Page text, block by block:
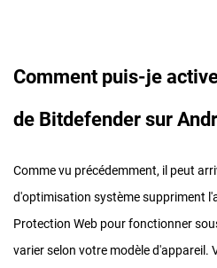
Comment puis-je
de Bitdefender sur
Comme vu précédemment, il peut
d'optimisation système suppriment
Protection Web pour fonctionner
varier selon votre modèle d'appareil.